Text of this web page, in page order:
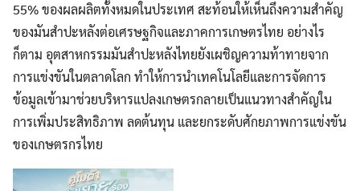
55% ของผลผลิตทั้งหมดในประเทศ สะท้อนให้เห็นถึงความสำคัญ
ของมันสำปะหลังต่อเศรษฐกิจและภาคการเกษตรไทย อย่างไร
ก็ตาม อุตสาหกรรมมันสำปะหลังไทยยังเผชิญความท้าทายจาก
การแข่งขันในตลาดโลก ทำให้การนำเทคโนโลยีและการจัดการ
ข้อมูลเข้ามาช่วยบริหารแปลงเกษตรกลายเป็นแนวทางสำคัญใน
การเพิ่มประสิทธิภาพ ลดต้นทุน และยกระดับศักยภาพการแข่งขัน
ของเกษตรกรไทย